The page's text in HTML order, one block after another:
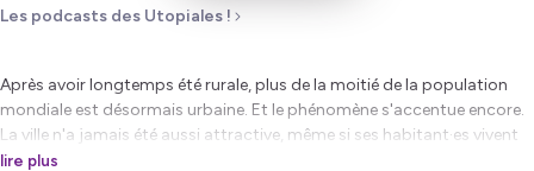
Les podcasts des Utopiales !
Après avoir longtemps été rurale, plus de la moitié de la population
mondiale est désormais urbaine. Et le phénomène s'accentue encore.
La ville n'a jamais été aussi attractive, même si ses habitant·es vivent
parfois dans des conditions très difficiles. À l'heure du réchauffement
lire plus